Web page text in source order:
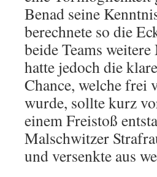
Benad seine
berechnete so die
beide Teams
hatte jedoch die
Chance, welche frei
wurde, sollte kurz
einem Freistoß
Malschwitzer
und versenkte aus